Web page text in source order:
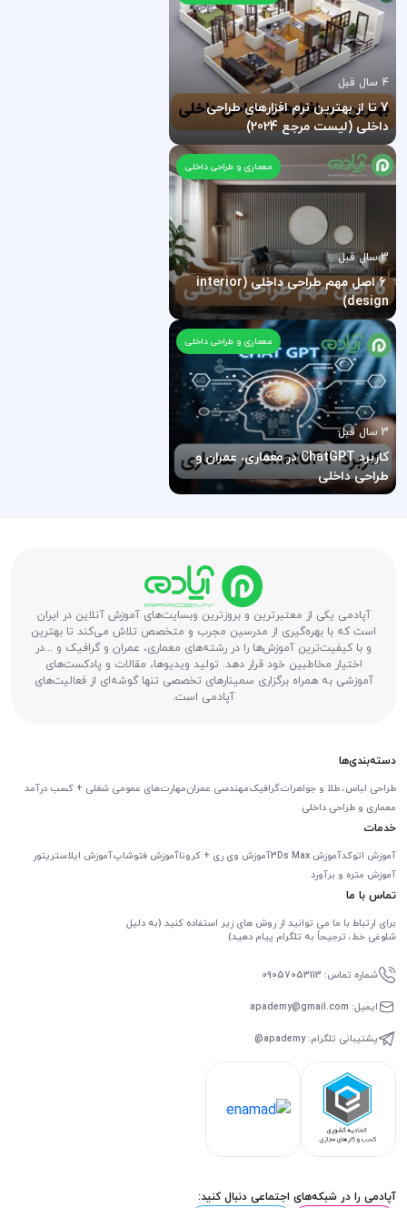
4 سال قبل
7 تا از بهترین نرم افزارهای طراحی
داخلی (لیست مرجع 2024)
معماری و طراحی داخلی
3 سال قبل
6 اصل مهم طراحی داخلی (interior
design)
معماری و طراحی داخلی
3 سال قبل
کاربرد ChatGPT در معماری، عمران و
طراحی داخلی
آپادمی یکی از معتبرترین و بروزترین وبسایت‌های آموزش آنلاین در ایران
است که با بهره‌گیری از مدرسین مجرب و متخصص تلاش می‌کند تا بهترین
و با کیفیت‌ترین آموزش‌ها را در رشته‌های معماری، عمران و گرافیک و ...در
اختیار مخاطبین خود قرار دهد. تولید ویدیوها، مقالات و پادکست‌های
آموزشی به همراه برگزاری سمینارهای تخصصی تنها گوشه‌ای از فعالیت‌های
آپادمی است.
دسته‌بندی‌ها
طراحی لباس، طلا و جواهراتگرافیکمهندسی عمرانمهارت‌های عمومی شغلی + کسب درآمد
معماری و طراحی داخلی
خدمات
آموزش اتوکدآموزش 3Ds Max آموزش وی ری + کروناآموزش فتوشاپآموزش ایلاستریتور
آموزش متره و برآورد
تماس با ما
برای ارتباط با ما می توانید از روش های زیر استفاده کنید (به دلیل
شلوغی خط، ترجیحاً به تلگرام پیام دهید)
شماره تماس: 09057053113
ایمیل: apademy@gmail.com
پشتیبانی تلگرام: apademy@
آپادمی را در شبکه‌های اجتماعی دنبال کنید: